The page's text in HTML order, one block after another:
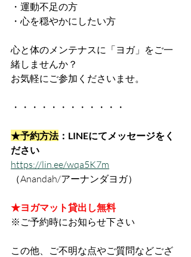
・運動不足の方
・心を穏やかにしたい方
心と体のメンテナスに「ヨガ」をご一
緒しませんか？
お気軽にご参加くださいませ。
・・・・・・・・・・・・
★予約方法：LINEにてメッセージをく
ださい
https://lin.ee/wqa5K7m
（Anandah/アーナンダヨガ）
★ヨガマット貸出し無料
※ご予約時にお知らせ下さい
この他、ご不明な点やご質問などござ